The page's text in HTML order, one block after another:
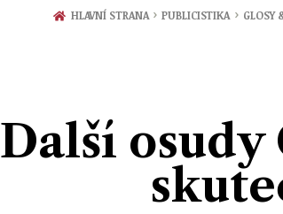
HLAVNÍ STRANA › PUBLICISTIKA › GLOSY
Další osudy